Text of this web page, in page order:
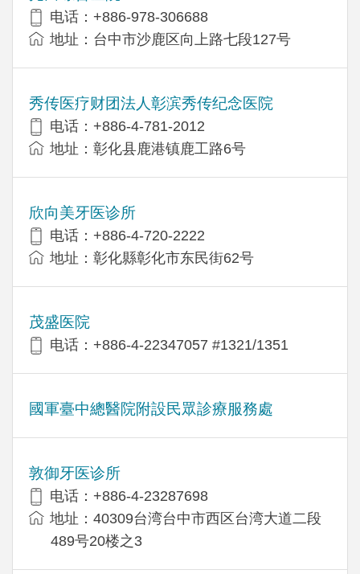
电话：+886-978-306688
地址：台中市沙鹿区向上路七段127号
秀传医疗财团法人彰滨秀传纪念医院
电话：+886-4-781-2012
地址：彰化县鹿港镇鹿工路6号
欣向美牙医诊所
电话：+886-4-720-2222
地址：彰化縣彰化市东民街62号
茂盛医院
电话：+886-4-22347057 #1321/1351
國軍臺中總醫院附設民眾診療服務處
敦御牙医诊所
电话：+886-4-23287698
地址：40309台湾台中市西区台湾大道二段
489号20楼之3